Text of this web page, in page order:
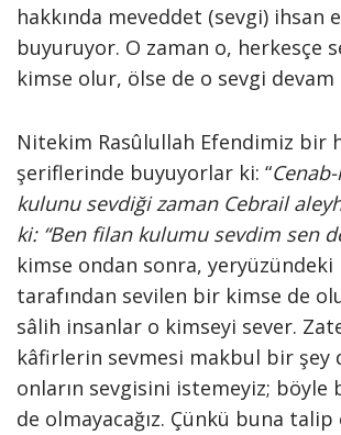
hakkında meveddet (sevgi) ihsan
buyuruyor. O zaman o, herkesçe
kimse olur, ölse de o sevgi
Nitekim Rasûlullah Efendimiz bir
şeriflerinde buyuyorlar ki: “
kulunu sevdiği zaman Cebrail
ki: “Ben filan kulumu sevdim sen
kimse ondan sonra, yeryüzündeki
tarafından sevilen bir kimse de
sâlih insanlar o kimseyi sever.
kâfirlerin sevmesi makbul bir şey
onların sevgisini istemeyiz;
de olmayacağız. Çünkü buna talip